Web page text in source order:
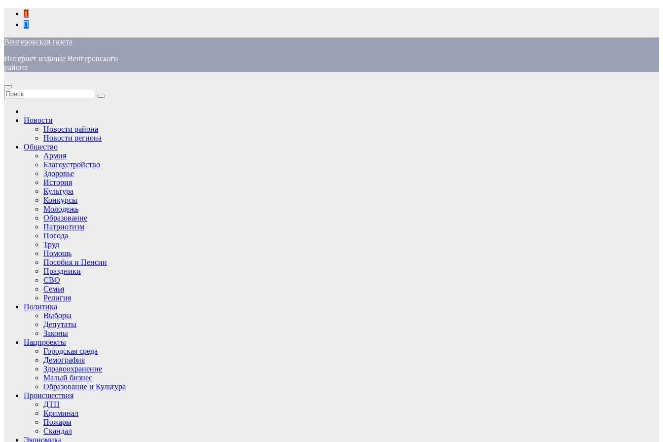
Перейти
содержимому
Венгеровская газета
Интернет издание Венгеровского
района
Новости
Новости района
Новости региона
Общество
Армия
Благоустройство
Здоровье
История
Культура
Конкурсы
Молодежь
Образование
Патриотизм
Погода
Труд
Помощь
Пособия и Пенсии
Праздники
СВО
Семья
Религия
Политика
Выборы
Депутаты
Законы
Нацпроекты
Городская среда
Демография
Здравоохранение
Малый бизнес
Образование и Культура
Происшествия
ДТП
Криминал
Пожары
Скандал
Экономика